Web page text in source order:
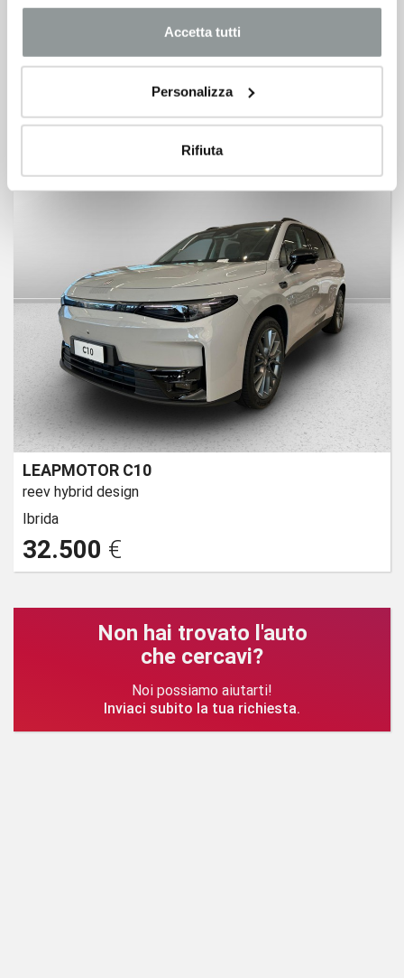
Accetta tutti
Personalizza
Rifiuta
REEV DESIGN
32.300€
LEAPMOTOR C10
reev hybrid design
Ibrida
32.500 €
Non hai trovato l'auto
che cercavi?
Noi possiamo aiutarti!
Inviaci subito la tua richiesta.